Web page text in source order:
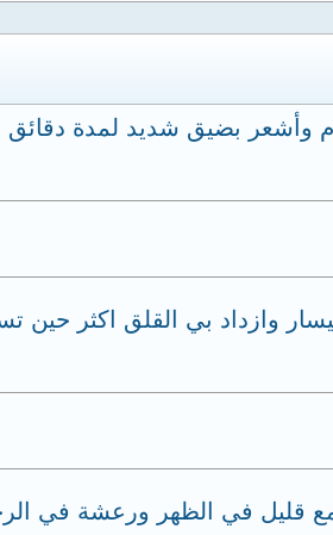
وأشعر بضيق شديد لمدة دقائق
وازداد بي القلق اكثر حين
قليل في الظهر ورعشة في